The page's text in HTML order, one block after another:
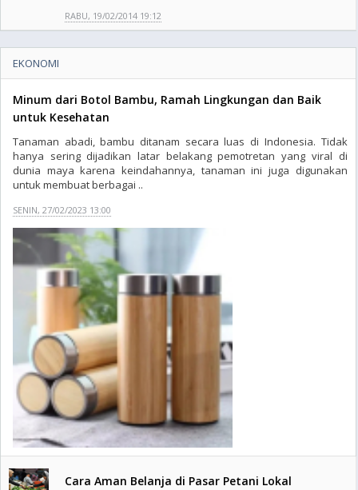
RABU, 19/02/2014 19:12
EKONOMI
Minum dari Botol Bambu, Ramah Lingkungan dan Baik
untuk Kesehatan
Tanaman abadi, bambu ditanam secara luas di Indonesia. Tidak
hanya sering dijadikan latar belakang pemotretan yang viral di
dunia maya karena keindahannya, tanaman ini juga digunakan
untuk membuat berbagai ..
SENIN, 27/02/2023 13:00
Cara Aman Belanja di Pasar Petani Lokal